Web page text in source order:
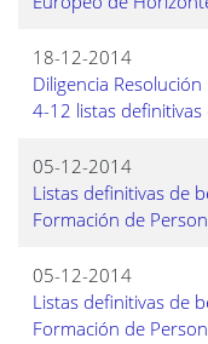
18-12-2014
Diligencia
4-12 listas
05-12-2014
Listas definitivas de
Formación de
05-12-2014
Listas definitivas de
Formación de